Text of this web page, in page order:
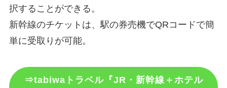
択することができる。
新幹線のチケットは、駅の券売機でQRコードで簡
単に受取りが可能。
⇒tabiwaトラベル『JR・新幹線＋ホテル